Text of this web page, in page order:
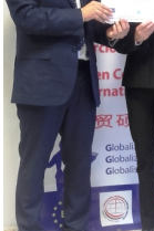
Untuk
mengalir
Untuk
Maghrib
Untuk
Bebas